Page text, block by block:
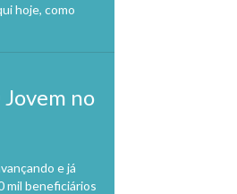
hoje, como
no
e já
mil beneficiários